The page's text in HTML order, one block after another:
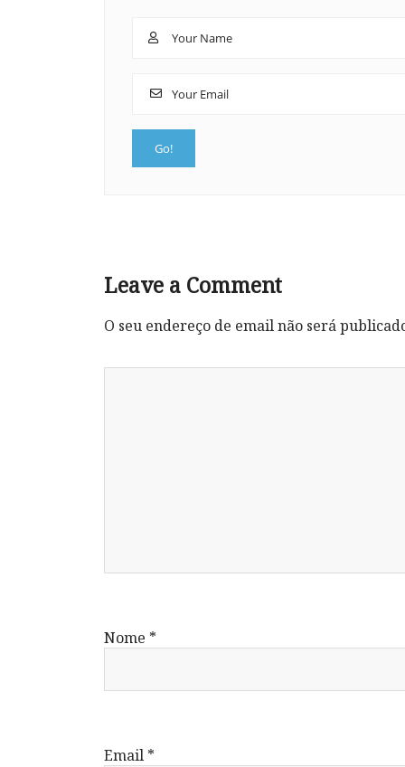
Leave a Comment
O seu endereço de email não será
Nome *
Email *